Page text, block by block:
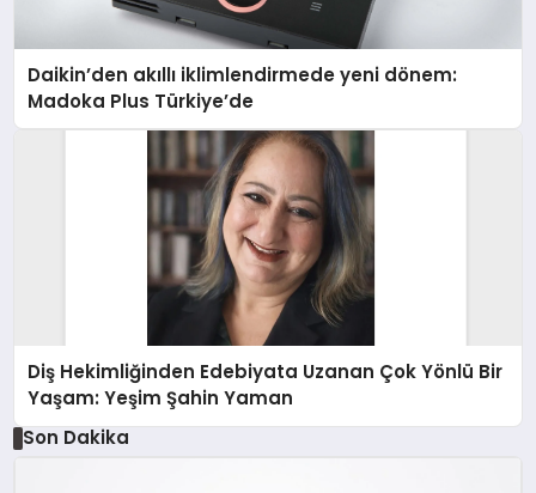
Daikin’den akıllı iklimlendirmede yeni dönem:
Madoka Plus Türkiye’de
Diş Hekimliğinden Edebiyata Uzanan Çok Yönlü Bir
Yaşam: Yeşim Şahin Yaman
Son Dakika